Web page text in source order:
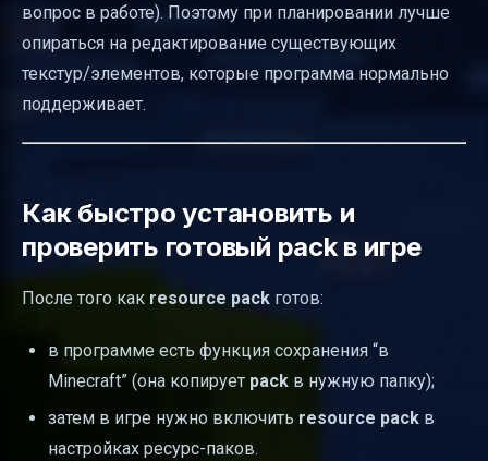
вопрос в работе). Поэтому при планировании лучше
опираться на редактирование существующих
текстур/элементов, которые программа нормально
поддерживает.
Как быстро установить и
проверить готовый pack в игре
После того как resource pack готов:
в программе есть функция сохранения “в
Minecraft” (она копирует pack в нужную папку);
затем в игре нужно включить resource pack в
настройках ресурс-паков.